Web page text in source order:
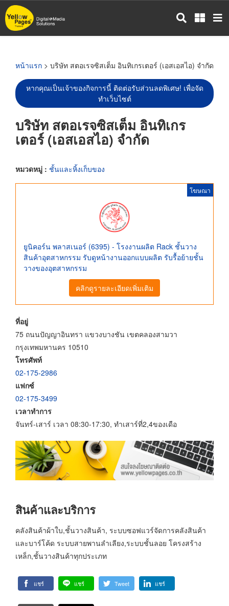
ข้าม
ไป
หน้าแรก > บริษัท สตอเรจซิสเต็ม อินทิเกรเตอร์ (เอสเอสไอ) จำกัด
หากคุณเป็นเจ้าของกิจการนี้ ติดต่อรับส่วนลดพิเศษ! เพื่อจัด
ทำเว็บไซต์
บริษัท สตอเรจซิสเต็ม อินทิเกร
เตอร์ (เอสเอสไอ) จำกัด
หมวดหมู่ : ชั้นและหิ้งเก็บของ
โฆษณา
ยูนิคอร์น พลาสเนอร์ (6395) - โรงงานผลิต Rack ชั้นวาง
สินค้าอุตสาหกรรม รับดูหน้างานออกแบบผลิต รับรื้อย้ายชั้น
วางของอุตสาหกรรม
คลิกดูรายละเอียดเพิ่มเติม
ที่อยู่
75 ถนนปัญญาอินทรา แขวงบางชัน เขตคลองสามวา
กรุงเทพมหานคร 10510
โทรศัพท์
02-175-2986
แฟกซ์
02-175-3499
เวลาทำการ
จันทร์-เสาร์ เวลา 08:30-17:30, ทำเสาร์ที่2,4ของเดือ
สินค้าและบริการ
คลังสินค้าผ้าใบ,ชั้นวางสินค้า, ระบบซอฟแวร์จัดการคลังสินค้า
และบาร์โค้ด ระบบสายพานลำเลียง,ระบบชั้นลอย โครงสร้าง
เหล็ก,ชั้นวางสินค้าทุกประเภท
แชร์ แชร์ Tweet แชร์